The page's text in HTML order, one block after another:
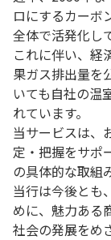
ロにするカーボ
全体で活発化し
これに伴い、経
果ガス排出量を
いても自社の温
れています。
当サービスは、
定・把握をサポ
の具体的な取組
当行は今後とも
めに、魅力ある
社会の発展をめ